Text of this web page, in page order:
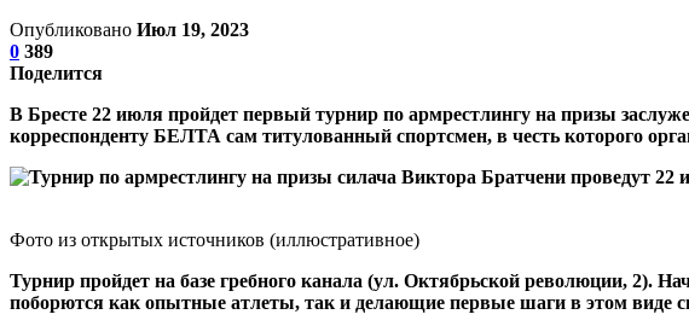
Опубликовано Июл 19, 2023
0 389
Поделится
В Бресте 22 июля пройдет первый турнир по армрестлингу на призы
корреспонденту БЕЛТА сам титулованный спортсмен, в честь которого
Фото из открытых источников (иллюстративное)
Турнир пройдет на базе гребного канала (ул. Октябрьской революции, 2).
поборются как опытные атлеты, так и делающие первые шаги в этом виде